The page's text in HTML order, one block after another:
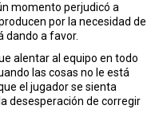
momento perjudicó a
por la necesidad de
dando a favor.
alentar al equipo en todo
las cosas no le está
el jugador se sienta
desesperación de corregir